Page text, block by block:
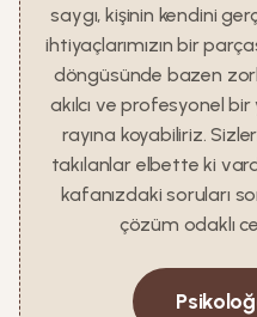
saygı, kişinin kendini
ihtiyaçlarımızın bir
döngüsünde bazen
akılcı ve profesyonel
rayına koyabiliriz.
takılanlar elbette ki
kafanızdaki soruları
çözüm odaklı